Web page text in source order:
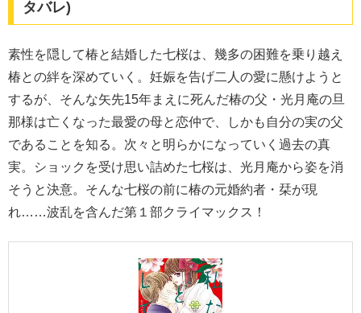
タバレ)
素性を隠して椿と結婚した七桜は、幾多の困難を乗り越え
椿との絆を深めていく。妊娠を告げ二人の愛に懸けようと
するが、そんな矢先15年まえに死んだ椿の父・光月庵の旦
那様は亡くなった最愛の母と恋仲で、しかも自分の実の父
であることを知る。次々と明らかになっていく過去の真
実。ショックを受け思い詰めた七桜は、光月庵から姿を消
そうと決意。そんな七桜の前に椿の元婚約者・栞が現
れ……波乱を含んだ第１部クライマックス！